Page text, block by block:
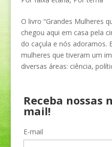
O livro “Grandes Mulheres
chegou aqui em casa pela
do caçula e nós adoramos.
mulheres que tiveram um
diversas áreas: ciência,
Receba nossas
mail!
E-mail